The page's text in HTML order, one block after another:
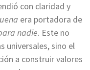
con claridad y
era portadora de
nadie. Este no
universales, sino el
a construir valores